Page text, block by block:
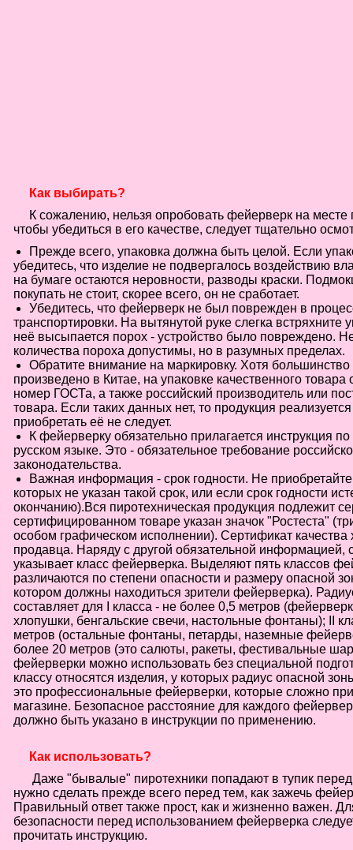
Как выбирать?
К сожалению, нельзя опробовать фейерверк на месте
чтобы убедиться в его качестве, следует тщательно
Прежде всего, упаковка должна быть целой. Если
убедитесь, что изделие не подвергалось воздействию
на бумаге остаются неровности, разводы краски.
покупать не стоит, скорее всего, он не сработает.
Убедитесь, что фейерверк не был поврежден в
транспортировки. На вытянутой руке слегка встряхните
неё высыпается порох - устройство было повреждено.
количества пороха допустимы, но в разумных пределах.
Обратите внимание на маркировку. Хотя
произведено в Китае, на упаковке качественного товара
номер ГОСТа, а также российский производитель или
товара. Если таких данных нет, то продукция
приобретать её не следует.
К фейерверку обязательно прилагается инструкция
русском языке. Это - обязательное требование
законодательства.
Важная информация - срок годности. Не
которых не указан такой срок, или если срок годности
окончанию).Вся пиротехническая продукция подлежит
сертифицированном товаре указан значок "Ростеста"
особом графическом исполнении). Сертификат качества
продавца. Наряду с другой обязательной информацией,
указывает класс фейерверка. Выделяют пять классов
различаются по степени опасности и размеру опасной
котором должны находиться зрители фейерверка).
составляет для I класса - не более 0,5 метров
хлопушки, бенгальские свечи, настольные фонтаны); II
метров (остальные фонтаны, петарды, наземные
более 20 метров (это салюты, ракеты, фестивальные
фейерверки можно использовать без специальной
классу относятся изделия, у которых радиус опасной
это профессиональные фейерверки, которые сложно
магазине. Безопасное расстояние для каждого
должно быть указано в инструкции по применению.
Как использовать?
Даже "бывалые" пиротехники попадают в тупик
нужно сделать прежде всего перед тем, как зажечь
Правильный ответ также прост, как и жизненно важен.
безопасности перед использованием фейерверка
прочитать инструкцию.